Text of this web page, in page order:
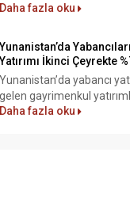
Daha fazla oku
Yunanistan’da
Yatırımı İkinci Çeyrekte
Yunanistan’da yabancı
gelen gayrimenkul
Daha fazla oku